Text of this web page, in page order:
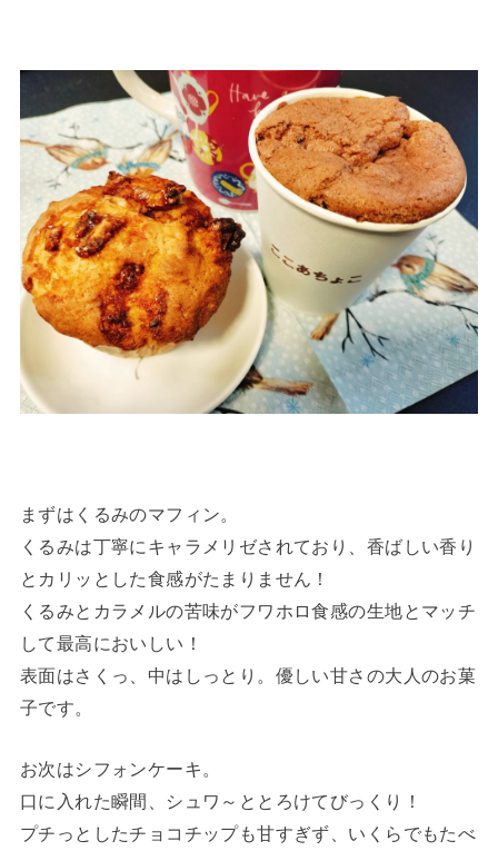
まずはくるみのマフィン。
くるみは丁寧にキャラメリゼされており、香ばしい香り
とカリッとした食感がたまりません！
くるみとカラメルの苦味がフワホロ食感の生地とマッチ
して最高においしい！
表面はさくっ、中はしっとり。優しい甘さの大人のお菓
子です。
お次はシフォンケーキ。
口に入れた瞬間、シュワ～ととろけてびっくり！
プチっとしたチョコチップも甘すぎず、いくらでもたべ